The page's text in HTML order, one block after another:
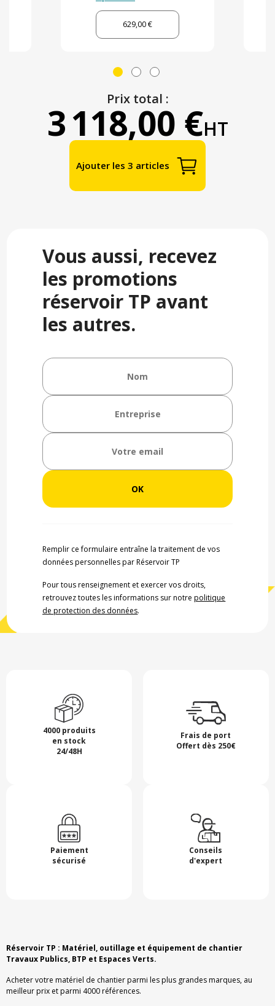
629,00 €
Prix total :
3 118,00 €HT
Ajouter les 3 articles
Vous aussi, recevez
les promotions
réservoir TP avant
les autres.
Remplir ce formulaire entraîne la traitement de vos
données personnelles par Réservoir TP
Pour tous renseignement et exercer vos droits,
retrouvez toutes les informations sur notrepolitique
de protection des données.
4000 produits
en stock
24/48H
Frais de port
Offert dès 250€
Paiement
sécurisé
Conseils
d'expert
Réservoir TP : Matériel, outillage et équipement de chantier
Travaux Publics, BTP et Espaces Verts.
Acheter votre matériel de chantier parmi les plus grandes marques, au
meilleur prix et parmi 4000 références.